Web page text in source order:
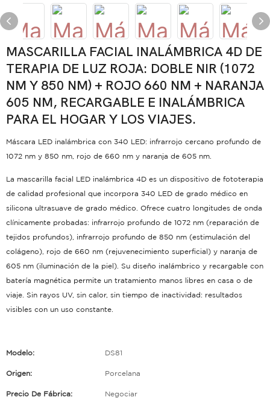
MASCARILLA FACIAL INALÁMBRICA 4D DE
TERAPIA DE LUZ ROJA: DOBLE NIR (1072
NM Y 850 NM) + ROJO 660 NM + NARANJA
605 NM, RECARGABLE E INALÁMBRICA
PARA EL HOGAR Y LOS VIAJES.
Máscara LED inalámbrica con 340 LED: infrarrojo cercano profundo de
1072 nm y 850 nm, rojo de 660 nm y naranja de 605 nm.
La mascarilla facial LED inalámbrica 4D es un dispositivo de fototerapia
de calidad profesional que incorpora 340 LED de grado médico en
silicona ultrasuave de grado médico. Ofrece cuatro longitudes de onda
clínicamente probadas: infrarrojo profundo de 1072 nm (reparación de
tejidos profundos), infrarrojo profundo de 850 nm (estimulación del
colágeno), rojo de 660 nm (rejuvenecimiento superficial) y naranja de
605 nm (iluminación de la piel). Su diseño inalámbrico y recargable con
batería magnética permite un tratamiento manos libres en casa o de
viaje. Sin rayos UV, sin calor, sin tiempo de inactividad: resultados
visibles con un uso constante.
Modelo: DS81
Origen: Porcelana
Precio De Fábrica: Negociar